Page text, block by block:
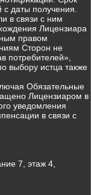
даты получения.
в связи с ним
Лицензиара
правом
Сторон не
потребителей»,
выбору истца также
Обязательные
Лицензиаром в
уведомления
в связи с
7, этаж 4,